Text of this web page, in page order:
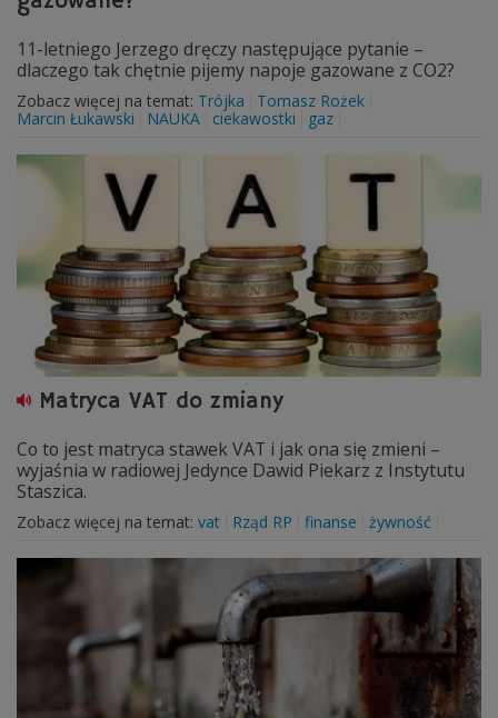
11-letniego Jerzego dręczy następujące pytanie –
dlaczego tak chętnie pijemy napoje gazowane z CO2?
Zobacz więcej na temat: Trójka
Tomasz Rożek
Marcin Łukawski
NAUKA ciekawostki gaz
Matryca VAT do zmiany
Co to jest matryca stawek VAT i jak ona się zmieni –
wyjaśnia w radiowej Jedynce Dawid Piekarz z Instytutu
Staszica.
Zobacz więcej na temat: vat Rząd RP finanse żywność